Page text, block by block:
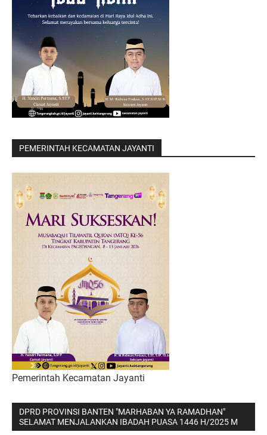
PEMERINTAH KECAMATAN JAYANTI
Pemerintah Kecamatan Jayanti
DPRD PROVINSI BANTEN "MARHABAN YA RAMADHAN"
SELAMAT MENJALANKAN IBADAH PUASA 1446 H/2025 M